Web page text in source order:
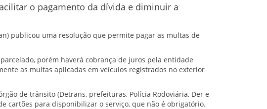
o pagamento da dívida e diminuir a
publicou uma resolução que permite pagar as multas de
porém haverá cobrança de juros pela entidade
as multas aplicadas em veículos registrados no exterior
de trânsito (Detrans, prefeituras, Polícia Rodoviária, Der e
cartões para disponibilizar o serviço, que não é obrigatório.